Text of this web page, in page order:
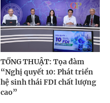
TỔNG THUẬT: Tọa đàm
“Nghị quyết 10: Phát triển
hệ sinh thái FDI chất lượng
cao”